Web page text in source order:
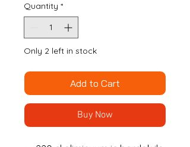
Quantity *
Only 2 left in stock
Add to Cart
Buy Now